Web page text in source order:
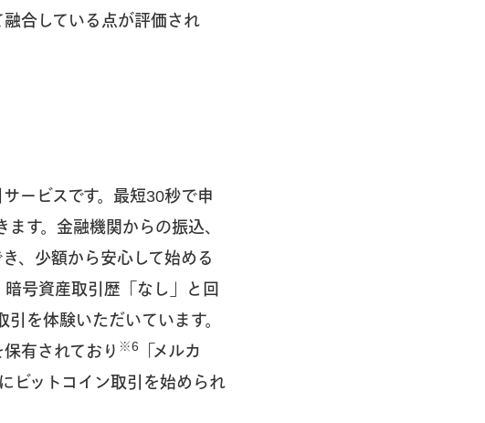
合している点が評価され
ービスです。最短30秒で申
す。金融機関からの振込、
、少額から安心して始める
号資産取引歴「なし」と回
を体験いただいています。
有されており ※6
「メルカ
ビットコイン取引を始められ